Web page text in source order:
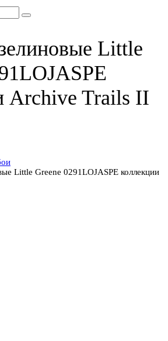
Little
Archive Trails II
Little Greene 0291LOJASPE коллекции